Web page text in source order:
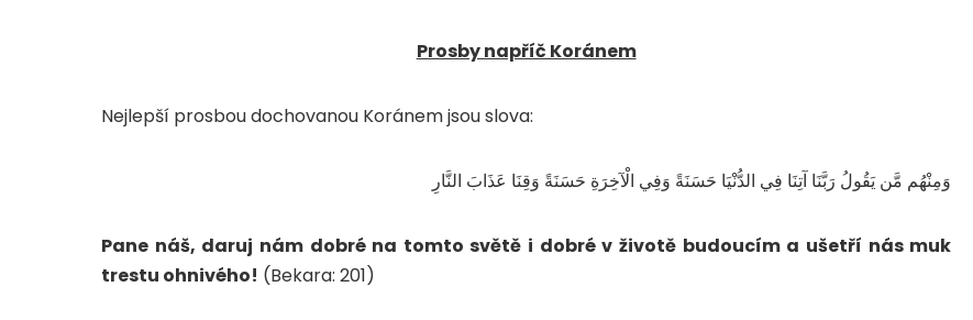
Prosby napříč Koránem
Nejlepší prosbou dochovanou Koránem jsou slova:
وَمِنْهُم مَّن يَقُولُ رَبَّنَا آتِنَا فِي الدُّنْيَا حَسَنَةً وَفِي الْآخِرَةِ حَسَنَةً وَقِنَا عَذَابَ النَّارِ
Pane náš, daruj nám dobré na tomto světě i dobré v životě budoucím a ušetří nás muk
trestu ohnivého! (Bekara: 201)